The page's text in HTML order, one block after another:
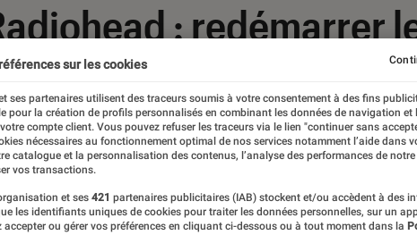
: redémarrer
sur les cookies
ses partenaires utilisent des traceurs soumis à votre consentement à des fins
pour la création de profils personnalisés en combinant les données de navigation et
votre compte client. Vous pouvez refuser les traceurs via le lien "continuer sans
nécessaires au fonctionnement optimal de nos services notamment l’aide dans
catalogue et la personnalisation des contenus, l’analyse des performances de
vos transactions.
et ses 421 partenaires publicitaires (IAB) stockent et/ou accèdent à des
les identifiants uniques de cookies pour traiter les données personnelles, sur un
accepter ou gérer vos préférences en cliquant ci-dessous ou à tout moment dans la